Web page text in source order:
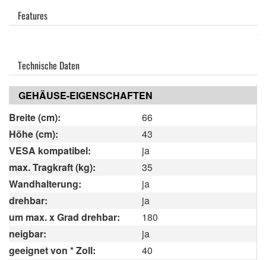
Features
Technische Daten
GEHÄUSE-EIGENSCHAFTEN
Breite (cm):
66
Höhe (cm):
43
VESA kompatibel:
ja
max. Tragkraft (kg):
35
Wandhalterung:
ja
drehbar:
ja
um max. x Grad drehbar:
180
neigbar:
ja
geeignet von * Zoll:
40